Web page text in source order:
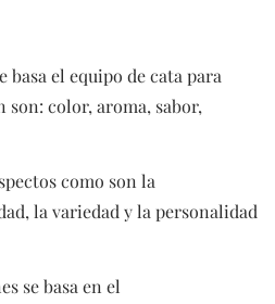
basa el equipo de cata para
son: color, aroma, sabor,
como son la
la variedad y la personalidad
se basa en el